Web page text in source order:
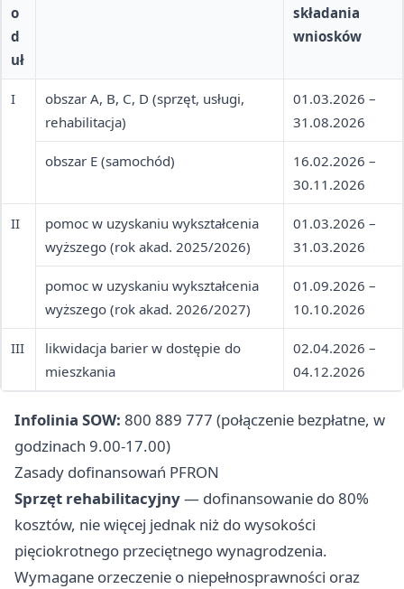
o
d
uł
składania
wniosków
I
obszar A, B, C, D (sprzęt, usługi,
rehabilitacja)
01.03.2026 –
31.08.2026
obszar E (samochód)
16.02.2026 –
30.11.2026
II
pomoc w uzyskaniu wykształcenia
wyższego (rok akad. 2025/2026)
01.03.2026 –
31.03.2026
pomoc w uzyskaniu wykształcenia
wyższego (rok akad. 2026/2027)
01.09.2026 –
10.10.2026
III
likwidacja barier w dostępie do
mieszkania
02.04.2026 –
04.12.2026
Infolinia SOW: 800 889 777 (połączenie bezpłatne, w
godzinach 9.00-17.00)
Zasady dofinansowań PFRON
Sprzęt rehabilitacyjny— dofinansowanie do 80%
kosztów, nie więcej jednak niż do wysokości
pięciokrotnego przeciętnego wynagrodzenia.
Wymagane orzeczenie o niepełnosprawności oraz